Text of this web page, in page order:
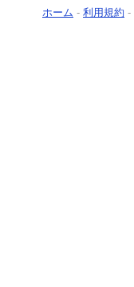
ホーム - 利用規約 -